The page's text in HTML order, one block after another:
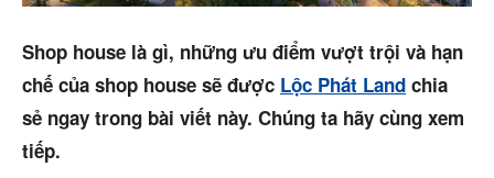
Cho thuê
Thị trường
Shop house là gì, những ưu điểm vượt trội và hạn
chế của shop house sẽ được Lộc Phát Land chia
sẻ ngay trong bài viết này. Chúng ta hãy cùng xem
tiếp.